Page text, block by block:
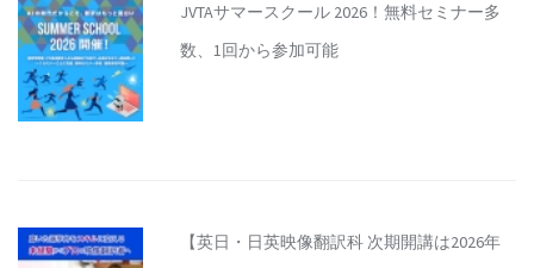
JVTAサマースクール 2026！無料セミナー多
数、1回から参加可能
【英日・日英映像翻訳科 次期開講は2026年